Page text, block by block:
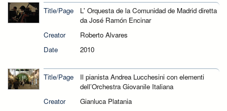
Title/Page
L' Orquesta de la Comunidad de Madrid diretta
da José Ramón Encinar
Creator
Roberto Alvares
Date
2010
Title/Page
Il pianista Andrea Lucchesini con elementi
dell’Orchestra Giovanile Italiana
Creator
Gianluca Platania